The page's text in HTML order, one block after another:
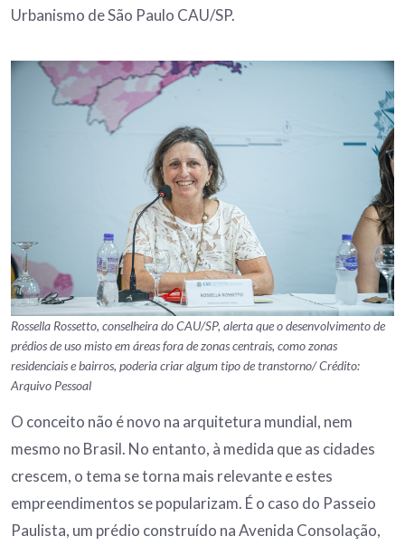
Urbanismo de São Paulo CAU/SP.
Rossella Rossetto, conselheira do CAU/SP, alerta que o desenvolvimento de
prédios de uso misto em áreas fora de zonas centrais, como zonas
residenciais e bairros, poderia criar algum tipo de transtorno/ Crédito:
Arquivo Pessoal
O conceito não é novo na arquitetura mundial, nem
mesmo no Brasil. No entanto, à medida que as cidades
crescem, o tema se torna mais relevante e estes
empreendimentos se popularizam. É o caso do Passeio
Paulista, um prédio construído na Avenida Consolação,